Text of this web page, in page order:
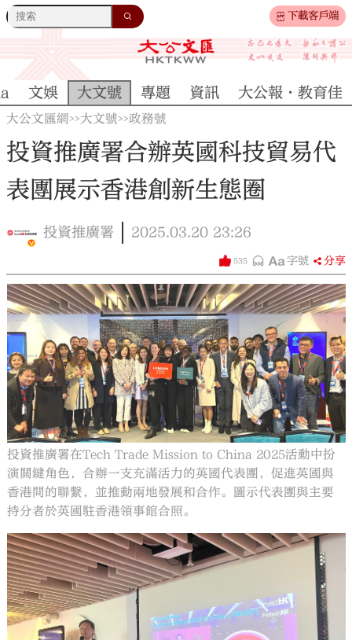
下載客戶端
大公文匯
文娛 大文號 專題 資訊 大公報·教育佳
大公文匯網>>大文號>>政務號
投資推廣署合辦英國科技貿易代
表團展示香港創新生態圈
投資推廣署 2025.03.20 23:26
535 字號 分享
投資推廣署在Tech Trade Mission to China 2025活動中扮
演關鍵角色，合辦一支充滿活力的英國代表團，促進英國與
香港間的聯繫，並推動兩地發展和合作。圖示代表團與主要
持分者於英國駐香港領事館合照。